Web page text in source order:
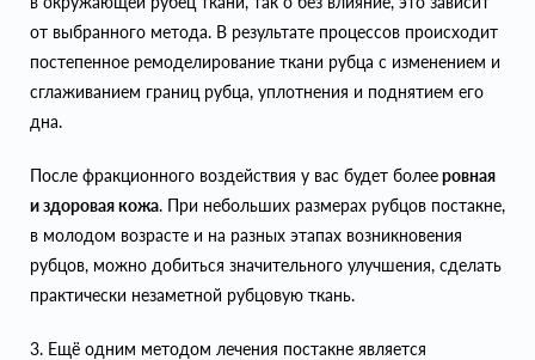
от выбранного метода. В результате процессов происходит
постепенное ремоделирование ткани рубца с изменением и
сглаживанием границ рубца, уплотнения и поднятием его
дна.
После фракционного воздействия у вас будет болееровная
и здоровая кожа. При небольших размерах рубцов постакне,
в молодом возрасте и на разных этапах возникновения
рубцов, можно добиться значительного улучшения, сделать
практически незаметной рубцовую ткань.
3. Ещё одним методом лечения постакне является